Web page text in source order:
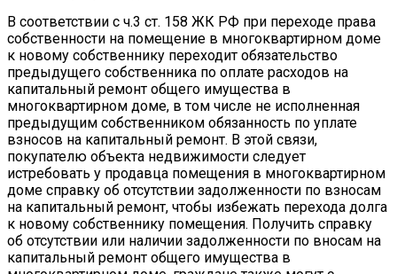
В соответствии с ч.3 ст. 158 ЖК РФ при переходе права
собственности на помещение в многоквартирном доме
к новому собственнику переходит обязательство
предыдущего собственника по оплате расходов на
капитальный ремонт общего имущества в
многоквартирном доме, в том числе не исполненная
предыдущим собственником обязанность по уплате
взносов на капитальный ремонт. В этой связи,
покупателю объекта недвижимости следует
истребовать у продавца помещения в многоквартирном
доме справку об отсутствии задолженности по взносам
на капитальный ремонт, чтобы избежать перехода долга
к новому собственнику помещения. Получить справку
об отсутствии или наличии задолженности по вносам на
капитальный ремонт общего имущества в